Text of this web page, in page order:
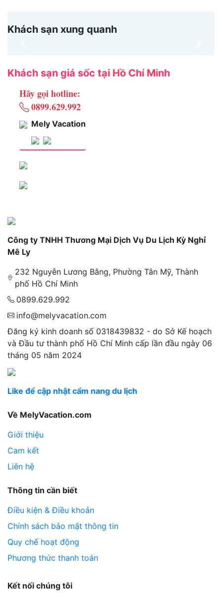
Khách sạn xung quanh
Khách sạn giá sốc tại Hồ Chí Minh
Hãy gọi hotline:
0899.629.992
Mely Vacation
Công ty TNHH Thương Mại Dịch Vụ Du Lịch Kỳ Nghỉ
Mê Ly
232 Nguyễn Lương Bằng, Phường Tân Mỹ, Thành
phố Hồ Chí Minh
0899.629.992
info@melyvacation.com
Đăng ký kinh doanh số 0318439832 - do Sở Kế hoạch
và Đầu tư thành phố Hồ Chí Minh cấp lần đầu ngày 06
tháng 05 năm 2024
Like để cập nhật cẩm nang du lịch
Về MelyVacation.com
Giới thiệu
Cam kết
Liên hệ
Thông tin cần biết
Điều kiện & Điều khoản
Chính sách bảo mật thông tin
Quy chế hoạt động
Phương thức thanh toán
Kết nối chúng tôi